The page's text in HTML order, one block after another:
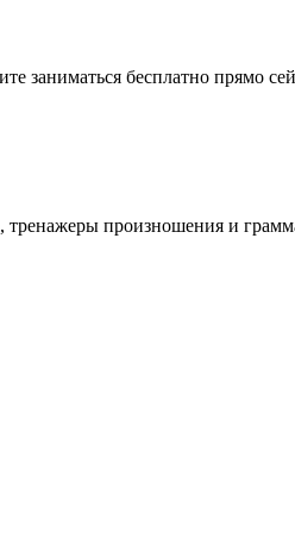
заниматься бесплатно прямо
тренажеры произношения и